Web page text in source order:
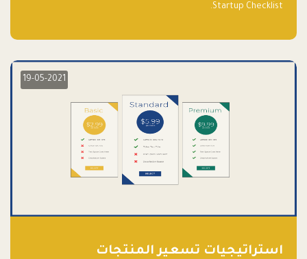
Startup Checklist.
19-05-2021
استراتيجيات تسعير المنتجات